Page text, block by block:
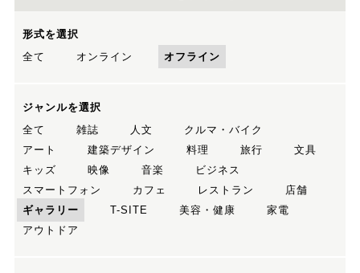
形式を選択
全て
オンライン オフライン
ジャンルを選択
全て
雑誌 人文
クルマ・バイク
アート
建築デザイン 料理 旅行
文具
キッズ
映像 音楽
ビジネス
スマートフォン
カフェ レストラン
店舗
ギャラリー
T-SITE 美容・健康
家電
アウトドア